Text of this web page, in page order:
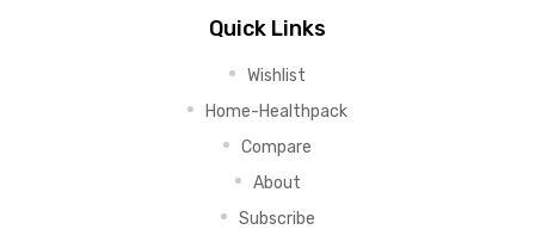
Quick Links
Wishlist
Home-Healthpack
Compare
About
Subscribe